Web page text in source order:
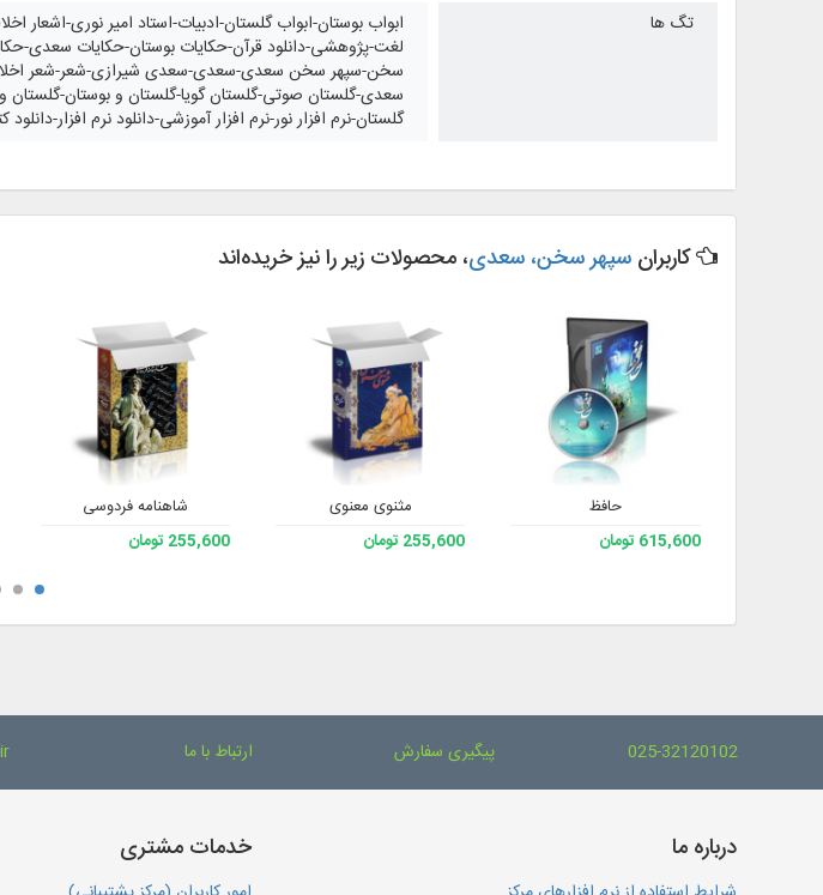
تگ ها
ابواب بوستان-ابواب گلستان-ادبیات-استاد امیر نوری-
لغت-پژوهشی-دانلود قرآن-حکایات بوستان-حکایات سعدی-
سخن-سپهر سخن سعدی-سعدی-سعدی شیرازی-شعر-شعر
سعدی-گلستان صوتی-گلستان گویا-گلستان و بوستان-گلستان و
گلستان-نرم افزار نور-نرم افزار آموزشی-دانلود نرم افزار-
کاربرانسپهر سخن، سعدی، محصولات زیر را نیز خریده‌اند
حافظ
615,600 تومان
مثنوی معنوی
255,600 تومان
شاهنامه فردوسی
255,600 تومان
025-32120102 پیگیری سفارش ارتباط با ما
درباره ما خدمات مشتری